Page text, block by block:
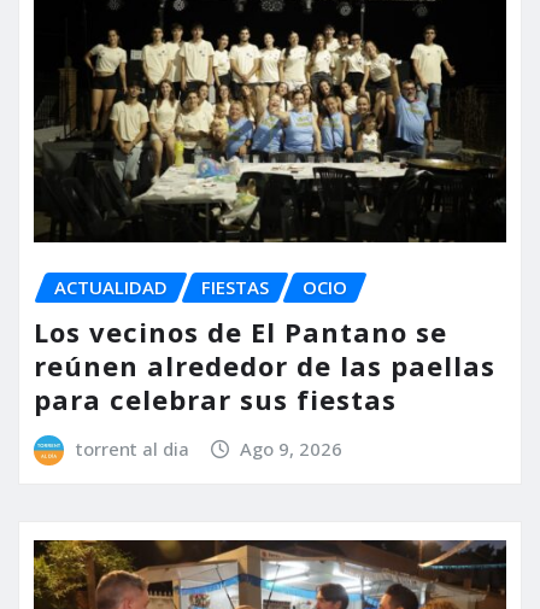
ACTUALIDAD FIESTAS OCIO
Los vecinos de El Pantano se
reúnen alrededor de las paellas
para celebrar sus fiestas
torrent al dia Ago 9, 2026